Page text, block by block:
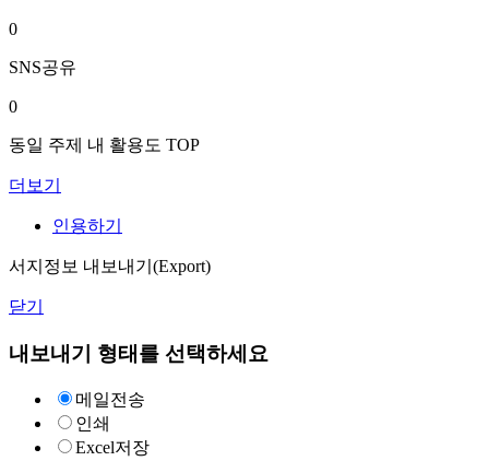
0
SNS공유
0
동일 주제 내 활용도 TOP
더보기
인용하기
서지정보 내보내기(Export)
닫기
내보내기 형태를 선택하세요
메일전송
인쇄
Excel저장